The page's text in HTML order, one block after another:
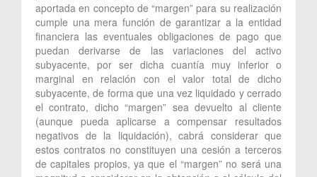
aportada en concepto de “margen” para su realización
cumple una mera función de garantizar a la entidad
financiera las eventuales obligaciones de pago que
puedan derivarse de las variaciones del activo
subyacente, por ser dicha cuantía muy inferior o
marginal en relación con el valor total de dicho
subyacente, de forma que una vez liquidado y cerrado
el contrato, dicho “margen” sea devuelto al cliente
(aunque pueda aplicarse a compensar resultados
negativos de la liquidación), cabrá considerar que
estos contratos no constituyen una cesión a terceros
de capitales propios, ya que el “margen” no será una